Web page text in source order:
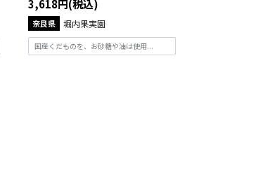
3,618円(税込)
奈良県 堀内果実園
国産くだものを、お砂糖や油は使用...